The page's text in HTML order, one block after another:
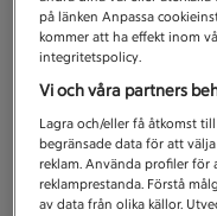
på länken Anpassa
kommer att ha effekt inom
integritetspolicy.
Vi och våra partners
Lagra och/eller få åtkomst
begränsade data för att
reklam. Använda profiler för
reklamprestanda. Förstå
av data från olika källor.